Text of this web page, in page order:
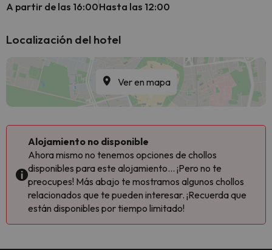
A partir de las 16:00Hasta las 12:00
Localización del hotel
Ver en mapa
Alojamiento no disponible
Ahora mismo no tenemos opciones de chollos
disponibles para este alojamiento... ¡Pero no te
preocupes! Más abajo te mostramos algunos chollos
relacionados que te pueden interesar. ¡Recuerda que
están disponibles por tiempo limitado!